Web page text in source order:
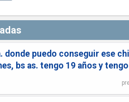
donde puedo conseguir ese
bs as. tengo 19 años y